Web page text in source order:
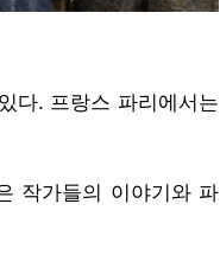
다. 프랑스 파리에서는
작가들의 이야기와 파